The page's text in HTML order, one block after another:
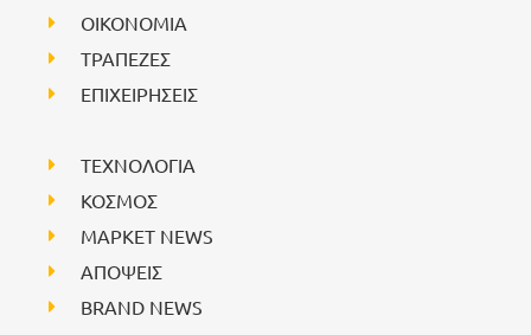
ΟΙΚΟΝΟΜΙΑ
ΤΡΑΠΕΖΕΣ
ΕΠΙΧΕΙΡΗΣΕΙΣ
ΤΕΧΝΟΛΟΓΙΑ
ΚΟΣΜΟΣ
ΜΑΡΚΕΤ NEWS
ΑΠΟΨΕΙΣ
BRAND NEWS